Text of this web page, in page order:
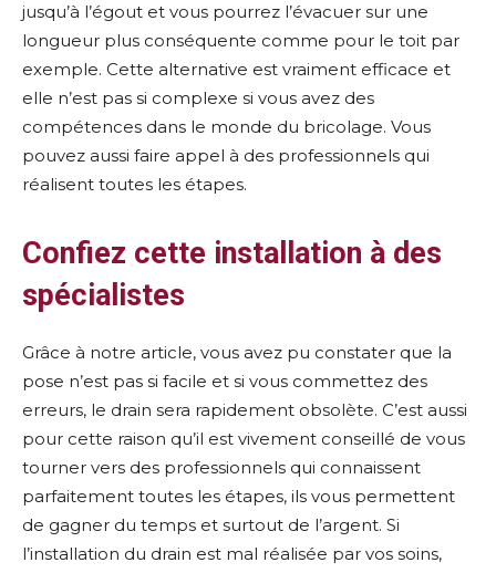
jusqu’à l’égout et vous pourrez l’évacuer sur une
longueur plus conséquente comme pour le toit par
exemple. Cette alternative est vraiment efficace et
elle n’est pas si complexe si vous avez des
compétences dans le monde du bricolage. Vous
pouvez aussi faire appel à des professionnels qui
réalisent toutes les étapes.
Confiez cette installation à des
spécialistes
Grâce à notre article, vous avez pu constater que la
pose n’est pas si facile et si vous commettez des
erreurs, le drain sera rapidement obsolète. C’est aussi
pour cette raison qu’il est vivement conseillé de vous
tourner vers des professionnels qui connaissent
parfaitement toutes les étapes, ils vous permettent
de gagner du temps et surtout de l’argent. Si
l’installation du drain est mal réalisée par vos soins,